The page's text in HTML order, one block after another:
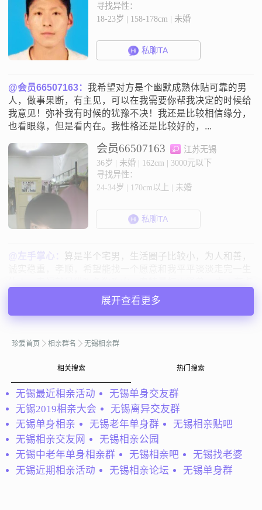
寻找异性：
18-23岁 | 158-178cm | 未婚
私聊TA
@会员66507163：我希望对方是个幽默成熟体贴可靠的男
人，做事果断，有主见，可以在我需要你帮我决定的时候给
我意见！弥补我有时候的犹豫不决！我还是比较相信缘分，
也看眼缘，但是看内在。我性格还是比较好的，...
会员66507163
江苏无锡
36岁 | 未婚 | 162cm | 3000元以下
寻找异性：
24-34岁 | 170cm以上 | 未婚
私聊TA
@左手掌心： 算是半个宅男，生活圈子比较小，为人和善，
内向，希望找个开朗点的女生，贤惠善...
左手掌心
江苏无锡
寻找异性：
私聊TA
@初心可曾记：四川达州人，在无锡工作！年龄大了，真心
求对象！！
初心可曾记
江苏无锡
33岁 | 未婚 | 169cm | 3001-5000元
展开查看更多
珍爱首页 相亲群名 无锡相亲群
相关搜索 热门搜索
无锡最近相亲活动
无锡单身交友群
无锡2019相亲大会
无锡离异交友群
无锡单身相亲
无锡老年单身群
无锡相亲贴吧
无锡相亲交友网
无锡相亲公园
无锡中老年单身相亲群
无锡相亲吧
无锡找老婆
无锡近期相亲活动
无锡相亲论坛 无锡单身群